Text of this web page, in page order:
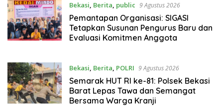
Bekasi, Berita, public 9 Agustus 2026
Pemantapan Organisasi: SIGASI
Tetapkan Susunan Pengurus Baru dan
Evaluasi Komitmen Anggota
Bekasi, Berita, POLRI 9 Agustus 2026
Semarak HUT RI ke-81: Polsek Bekasi
Barat Lepas Tawa dan Semangat
Bersama Warga Kranji